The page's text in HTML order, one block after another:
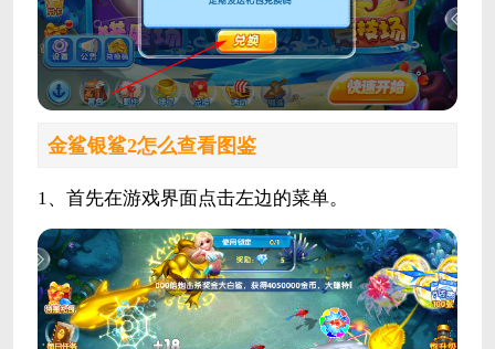
金鲨银鲨2怎么查看图鉴
1、首先在游戏界面点击左边的菜单。